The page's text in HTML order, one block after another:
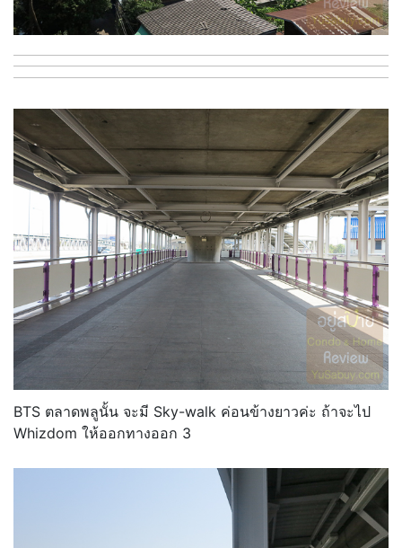
BTS ตลาดพลูนั้น จะมี Sky-walk ค่อนข้างยาวค่ะ ถ้าจะไป
Whizdom ให้ออกทางออก 3